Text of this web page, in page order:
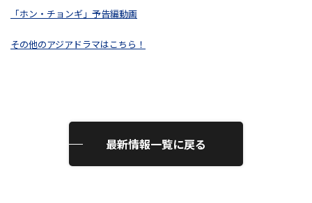
「ホン・チョンギ」予告編動画
その他のアジアドラマはこちら！
最新情報一覧に戻る